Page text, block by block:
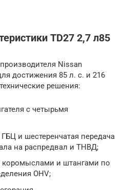
TD27 2,7 л85
Nissan
достижения 85 л. с. и 216
решения:
с четырьмя
ГБЦ и шестеренчатая передача
на распредвал и ТНВД;
коромыслами и штангами по
OHV;